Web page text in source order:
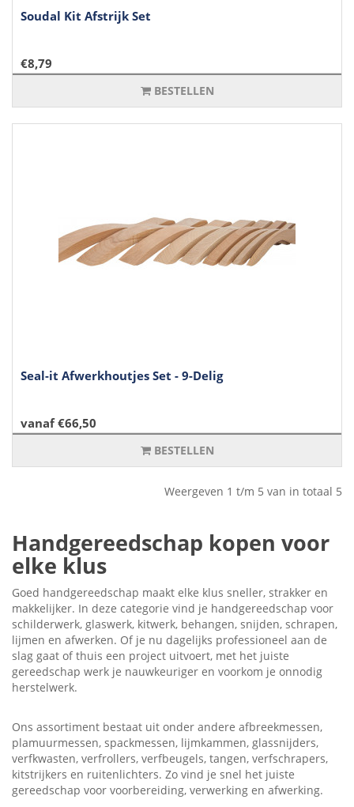
Soudal Kit Afstrijk Set
€8,79
BESTELLEN
Seal-it Afwerkhoutjes Set - 9-Delig
vanaf €66,50
BESTELLEN
Weergeven 1 t/m 5 van in totaal 5
Handgereedschap kopen voor
elke klus
Goed handgereedschap maakt elke klus sneller, strakker en
makkelijker. In deze categorie vind je handgereedschap voor
schilderwerk, glaswerk, kitwerk, behangen, snijden, schrapen,
lijmen en afwerken. Of je nu dagelijks professioneel aan de
slag gaat of thuis een project uitvoert, met het juiste
gereedschap werk je nauwkeuriger en voorkom je onnodig
herstelwerk.
Ons assortiment bestaat uit onder andere afbreekmessen,
plamuurmessen, spackmessen, lijmkammen, glassnijders,
verfkwasten, verfrollers, verfbeugels, tangen, verfschrapers,
kitstrijkers en ruitenlichters. Zo vind je snel het juiste
gereedschap voor voorbereiding, verwerking en afwerking.